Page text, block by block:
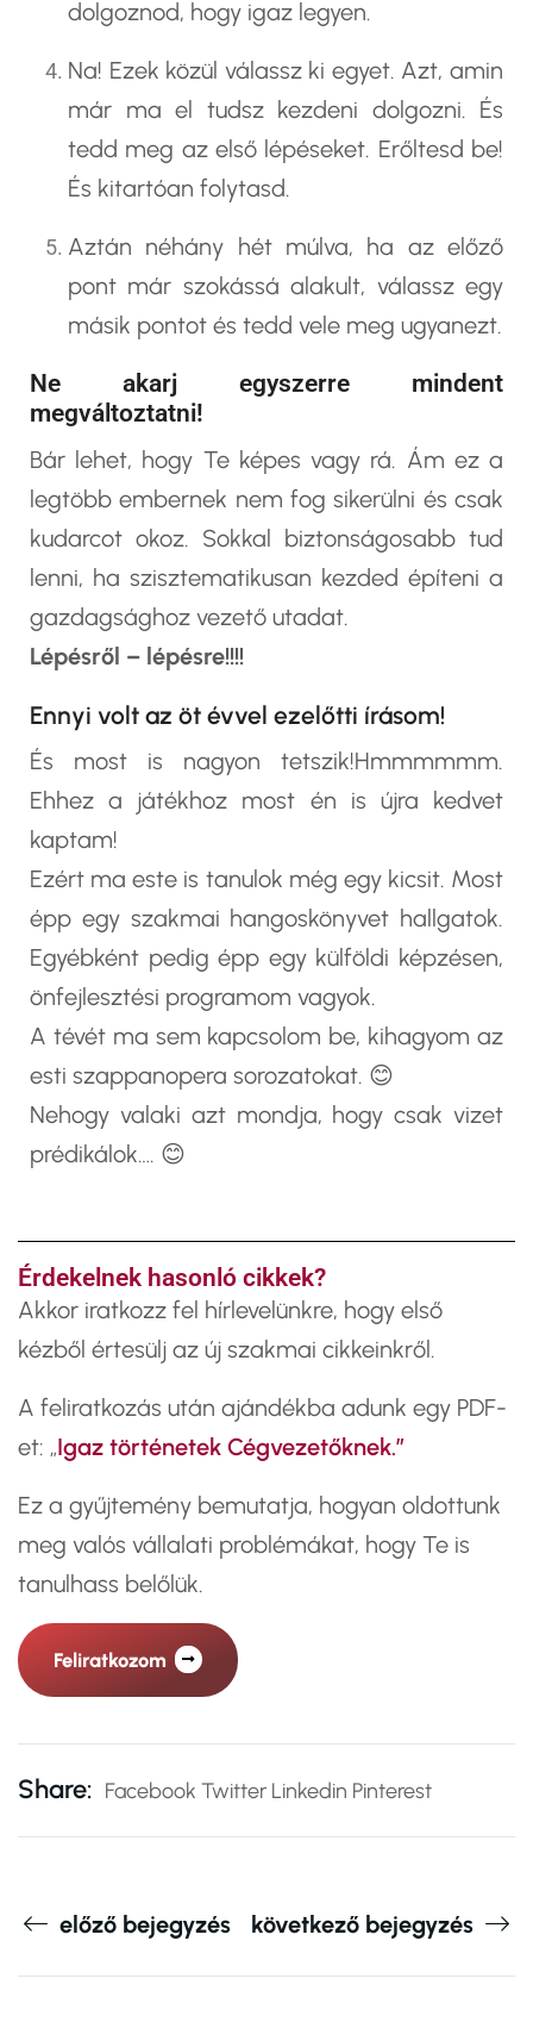
dolgoznod, hogy igaz legyen.
Na! Ezek közül válassz ki egyet. Azt, amin
már ma el tudsz kezdeni dolgozni. És
tedd meg az első lépéseket. Erőltesd be!
És kitartóan folytasd.
Aztán néhány hét múlva, ha az előző
pont már szokássá alakult, válassz egy
másik pontot és tedd vele meg ugyanezt.
Ne akarj egyszerre mindent
megváltoztatni!
Bár lehet, hogy Te képes vagy rá. Ám ez a
legtöbb embernek nem fog sikerülni és csak
kudarcot okoz. Sokkal biztonságosabb tud
lenni, ha szisztematikusan kezded építeni a
gazdagsághoz vezető utadat.
Lépésről – lépésre!!!!
Ennyi volt az öt évvel ezelőtti írásom!
És most is nagyon tetszik!Hmmmmmm.
Ehhez a játékhoz most én is újra kedvet
kaptam!
Ezért ma este is tanulok még egy kicsit. Most
épp egy szakmai hangoskönyvet hallgatok.
Egyébként pedig épp egy külföldi képzésen,
önfejlesztési programom vagyok.
A tévét ma sem kapcsolom be, kihagyom az
esti szappanopera sorozatokat. 😊
Nehogy valaki azt mondja, hogy csak vizet
prédikálok…. 😊
Érdekelnek hasonló cikkek?
​Akkor iratkozz fel hírlevelünkre, hogy első
kézből értesülj az új szakmai cikkeinkről.
A feliratkozás után ajándékba adunk egy PDF-
et: „Igaz történetek Cégvezetőknek.”
Ez a gyűjtemény bemutatja, hogyan oldottunk
meg valós vállalati problémákat, hogy Te is
tanulhass belőlük.
Feliratkozom
Share: Facebook Twitter Linkedin Pinterest
előző bejegyzés következő bejegyzés